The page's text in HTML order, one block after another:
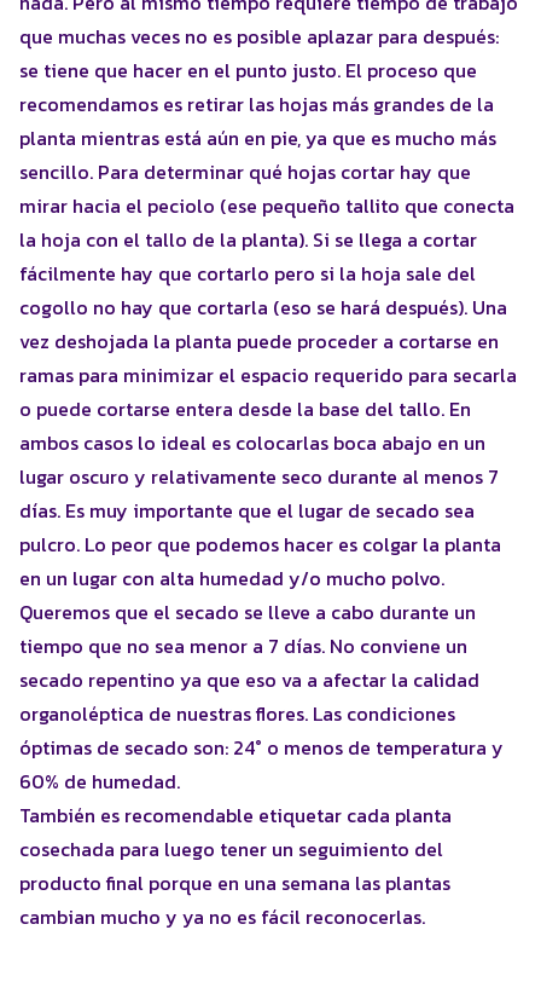
que muchas veces no es posible aplazar para después:
se tiene que hacer en el punto justo. El proceso que
recomendamos es retirar las hojas más grandes de la
planta mientras está aún en pie, ya que es mucho más
sencillo. Para determinar qué hojas cortar hay que
mirar hacia el peciolo (ese pequeño tallito que conecta
la hoja con el tallo de la planta). Si se llega a cortar
fácilmente hay que cortarlo pero si la hoja sale del
cogollo no hay que cortarla (eso se hará después). Una
vez deshojada la planta puede proceder a cortarse en
ramas para minimizar el espacio requerido para secarla
o puede cortarse entera desde la base del tallo. En
ambos casos lo ideal es colocarlas boca abajo en un
lugar oscuro y relativamente seco durante al menos 7
días. Es muy importante que el lugar de secado sea
pulcro. Lo peor que podemos hacer es colgar la planta
en un lugar con alta humedad y/o mucho polvo.
Queremos que el secado se lleve a cabo durante un
tiempo que no sea menor a 7 días. No conviene un
secado repentino ya que eso va a afectar la calidad
organoléptica de nuestras flores. Las condiciones
óptimas de secado son: 24° o menos de temperatura y
60% de humedad.
También es recomendable etiquetar cada planta
cosechada para luego tener un seguimiento del
producto final porque en una semana las plantas
cambian mucho y ya no es fácil reconocerlas.